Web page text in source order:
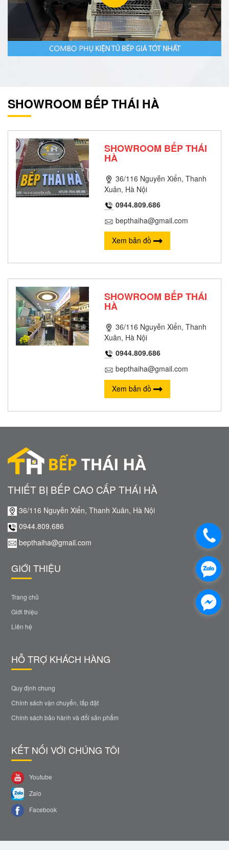
SHOWROOM BẾP THÁI HÀ
SHOWROOM BẾP THÁI
HÀ
36/116 Nguyễn Xiển, Thanh
Xuân, Hà Nội
0944.809.686
bepthaiha@gmail.com
Xem bản đồ
SHOWROOM BẾP THÁI
HÀ
36/116 Nguyễn Xiển, Thanh
Xuân, Hà Nội
0944.809.686
bepthaiha@gmail.com
Xem bản đồ
THIẾT BỊ BẾP CAO CẤP THÁI HÀ
36/116 Nguyễn Xiển, Thanh Xuân, Hà Nội
0944.809.686
bepthaiha@gmail.com
GIỚI THIỆU
Trang chủ
Giới thiệu
Liên hệ
HỖ TRỢ KHÁCH HÀNG
Quy định chung
Chính sách vận chuyển, lắp đặt
Chính sách bảo hành và đổi sản phẩm
KẾT NỐI VỚI CHÚNG TÔI
Youtube
Zalo
Facebook